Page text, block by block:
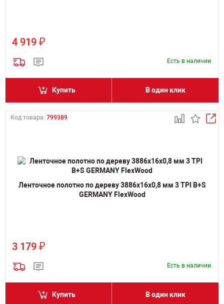
4 919 ₽
Есть в наличии
Купить В один клик
Код товара: 799389
Ленточное полотно по дереву 3886х16х0,8 мм 3 TPI B+S
GERMANY FlexWood
3 179 ₽
Есть в наличии
Купить В один клик